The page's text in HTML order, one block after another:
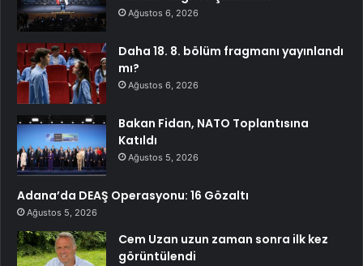
Ağustos 6, 2026
Daha 18. 8. bölüm fragmanı yayınlandı
mı?
Ağustos 6, 2026
Bakan Fidan, NATO Toplantısına
Katıldı
Ağustos 5, 2026
Adana’da DEAŞ Operasyonu: 16 Gözaltı
Ağustos 5, 2026
Cem Uzan uzun zaman sonra ilk kez
görüntülendi